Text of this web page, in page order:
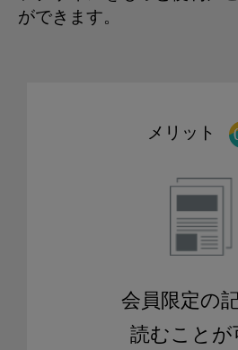
ができます。
メリット
会員限定の
読むことが